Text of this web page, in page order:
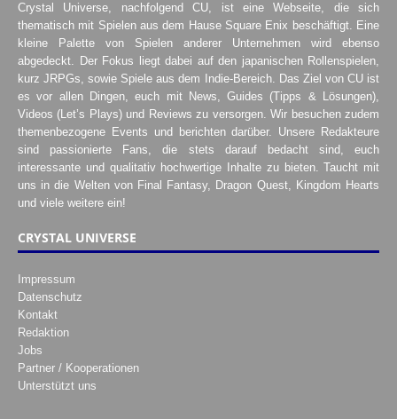
Crystal Universe, nachfolgend CU, ist eine Webseite, die sich
thematisch mit Spielen aus dem Hause Square Enix beschäftigt. Eine
kleine Palette von Spielen anderer Unternehmen wird ebenso
abgedeckt. Der Fokus liegt dabei auf den japanischen Rollenspielen,
kurz JRPGs, sowie Spiele aus dem Indie-Bereich. Das Ziel von CU ist
es vor allen Dingen, euch mit News, Guides (Tipps & Lösungen),
Videos (Let’s Plays) und Reviews zu versorgen. Wir besuchen zudem
themenbezogene Events und berichten darüber. Unsere Redakteure
sind passionierte Fans, die stets darauf bedacht sind, euch
interessante und qualitativ hochwertige Inhalte zu bieten. Taucht mit
uns in die Welten von Final Fantasy, Dragon Quest, Kingdom Hearts
und viele weitere ein!
CRYSTAL UNIVERSE
Impressum
Datenschutz
Kontakt
Redaktion
Jobs
Partner / Kooperationen
Unterstützt uns